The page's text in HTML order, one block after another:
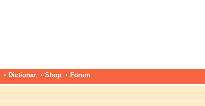
Dictionar Shop Forum